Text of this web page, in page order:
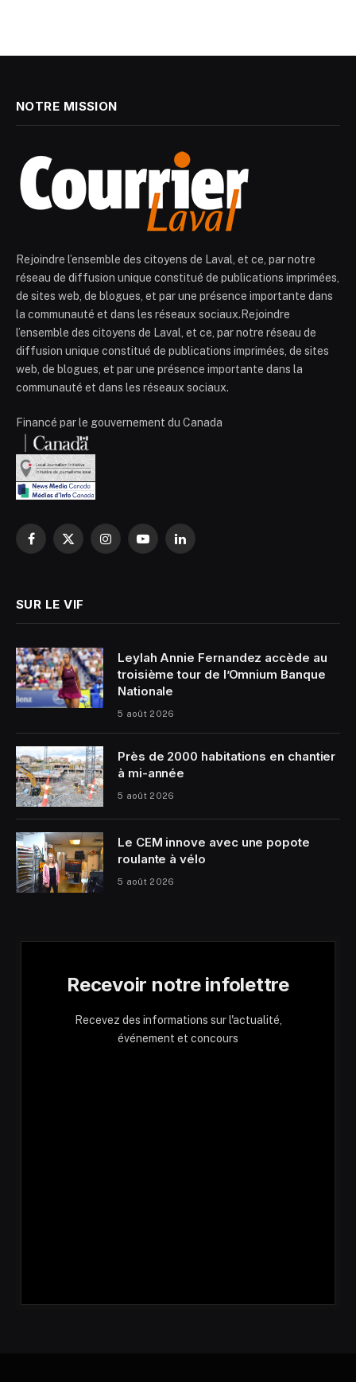
NOTRE MISSION
Rejoindre l’ensemble des citoyens de Laval, et ce, par notre
réseau de diffusion unique constitué de publications imprimées,
de sites web, de blogues, et par une présence importante dans
la communauté et dans les réseaux sociaux.Rejoindre
l’ensemble des citoyens de Laval, et ce, par notre réseau de
diffusion unique constitué de publications imprimées, de sites
web, de blogues, et par une présence importante dans la
communauté et dans les réseaux sociaux.
Financé par le gouvernement du Canada
Facebook
X
InstagramYouTubeLinkedIn
SUR LE VIF
Leylah Annie Fernandez accède au
troisième tour de l’Omnium Banque
Nationale
5 août 2026
Près de 2000 habitations en chantier
à mi-année
5 août 2026
Le CEM innove avec une popote
roulante à vélo
5 août 2026
Recevoir notre infolettre
Recevez des informations sur l'actualité,
événement et concours